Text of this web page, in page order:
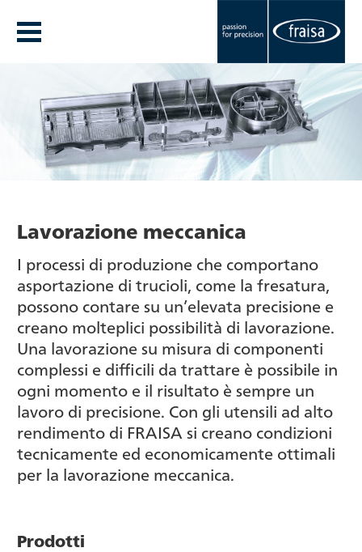
Lavorazione meccanica
I processi di produzione che comportano
asportazione di trucioli, come la fresatura,
possono contare su un’elevata precisione e
creano molteplici possibilità di lavorazione.
Una lavorazione su misura di componenti
complessi e difficili da trattare è possibile in
ogni momento e il risultato è sempre un
lavoro di precisione. Con gli utensili ad alto
rendimento di FRAISA si creano condizioni
tecnicamente ed economicamente ottimali
per la lavorazione meccanica.
Prodotti